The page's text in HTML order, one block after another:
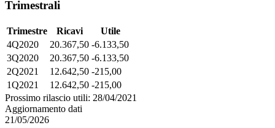
Trimestrali
Trimestre Ricavi
Utile
4Q2020
20.367,50 -6.133,50
3Q2020
20.367,50 -6.133,50
2Q2021
12.642,50 -215,00
1Q2021
12.642,50 -215,00
Prossimo rilascio utili: 28/04/2021
Aggiornamento dati
21/05/2026